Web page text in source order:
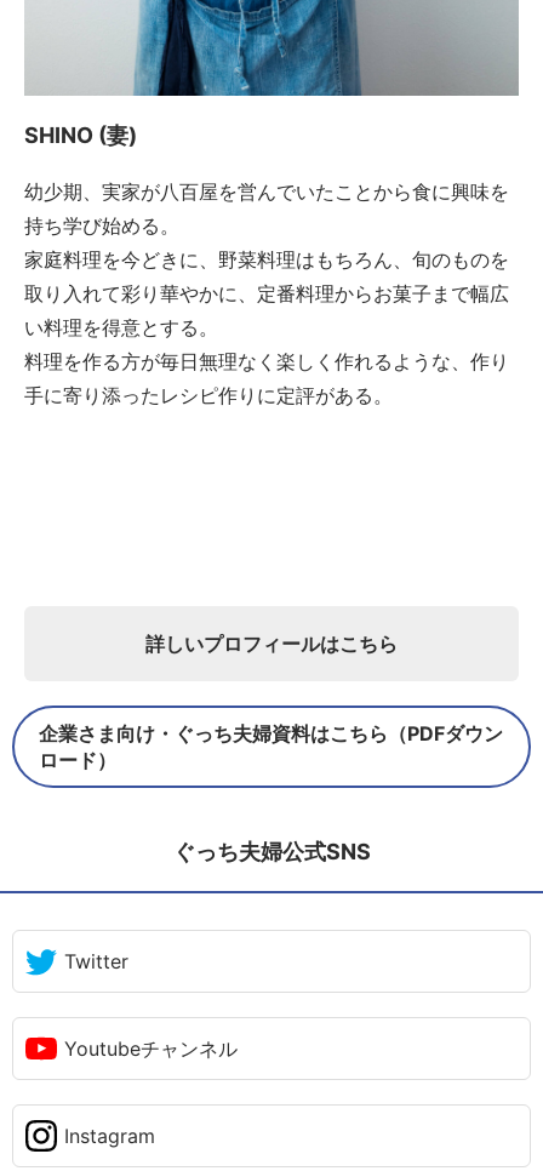
SHINO (妻)
幼少期、実家が八百屋を営んでいたことから食に興味を
持ち学び始める。
家庭料理を今どきに、野菜料理はもちろん、旬のものを
取り入れて彩り華やかに、定番料理からお菓子まで幅広
い料理を得意とする。
料理を作る方が毎日無理なく楽しく作れるような、作り
手に寄り添ったレシピ作りに定評がある。
詳しいプロフィールはこちら
企業さま向け・ぐっち夫婦資料はこちら（PDFダウン
ロード）
ぐっち夫婦公式SNS
Twitter
Youtubeチャンネル
Instagram